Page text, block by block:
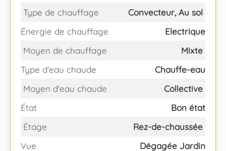
Type de chauffage
Convecteur, Au sol
Énergie de chauffage
Electrique
Moyen de chauffage
Mixte
Type d'eau chaude
Chauffe-eau
Moyen d'eau chaude
Collective
État
Bon état
Étage
Rez-de-chaussée
Vue
Dégagée Jardin